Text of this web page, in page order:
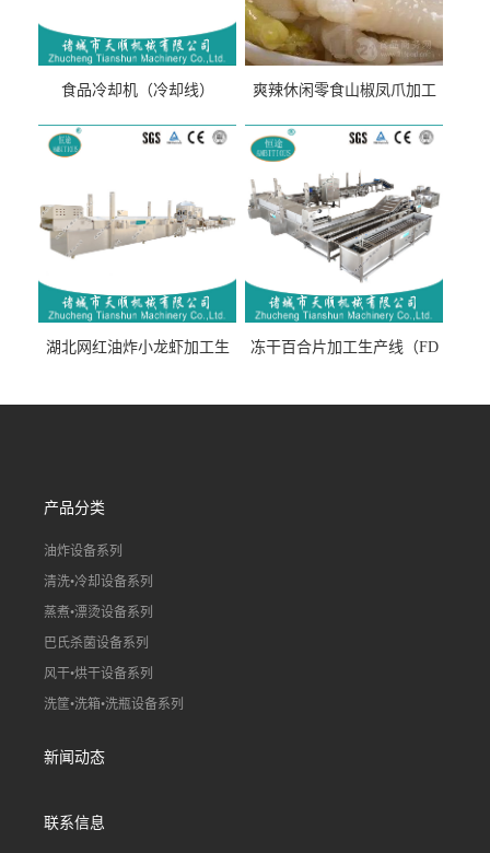
食品冷却机（冷却线）
爽辣休闲零食山椒凤爪加工
流水线）
湖北网红油炸小龙虾加工生
线）
冻干百合片加工生产线（FD
线）
产品分类
油炸设备系列
清洗•冷却设备系列
蒸煮•漂烫设备系列
巴氏杀菌设备系列
风干•烘干设备系列
洗筐•洗箱•洗瓶设备系列
新闻动态
联系信息